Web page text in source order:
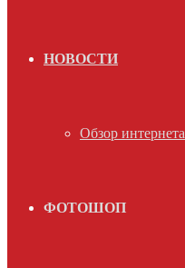
НОВОСТИ
Обзор интернета
ФОТОШОП